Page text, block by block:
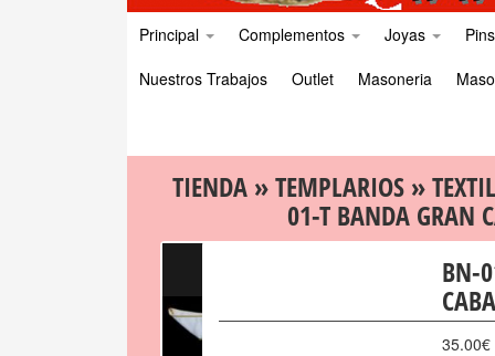
Principal Complementos Joyas
Pins
Nuestros Trabajos
Outlet Masoneria
TIENDA »TEMPLARIOS »
01-T BANDA GRAN
BN-
35.00€